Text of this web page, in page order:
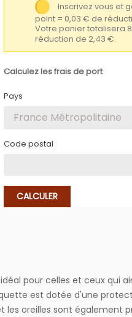
Inscrivez vous et
point = 0,03 € de
Votre panier totalisera
réduction de 2,43 €.
Calculez les frais de port
Pays
Code postal
CALCULER
pour celles et ceux qui
est dotée d'une
les oreilles sont